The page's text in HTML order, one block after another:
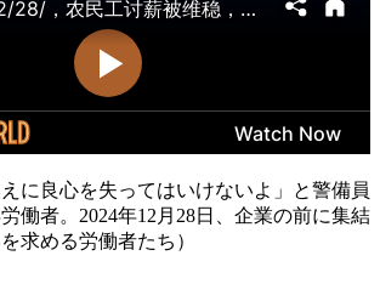
えに良心を失ってはいけないよ」と警備員
働者。2024年12月28日、企業の前に集結
求める労働者たち）